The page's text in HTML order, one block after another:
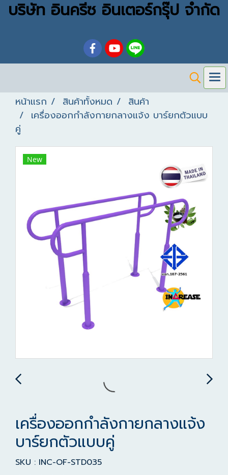
บริษัท อินครีซ อินเตอร์กรุ๊ป จำกัด
หน้าแรก สินค้าทั้งหมด
สินค้า
เครื่องออกกำลังกายกลางแจ้ง บาร์ยกตัวแบบ
คู่
New
เครื่องออกกำลังกายกลางแจ้ง
บาร์ยกตัวแบบคู่
SKU : INC-OF-STD035